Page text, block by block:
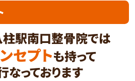
柱駅南口整骨院では
セプトも持って
なっております